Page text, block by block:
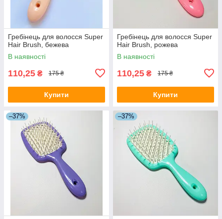
Гребінець для волосся Super
Hair Brush, бежева
В наявності
110,25 ₴ 175 ₴
Купити
Гребінець для волосся Super
Hair Brush, рожева
В наявності
110,25 ₴ 175 ₴
Купити
–37% –37%